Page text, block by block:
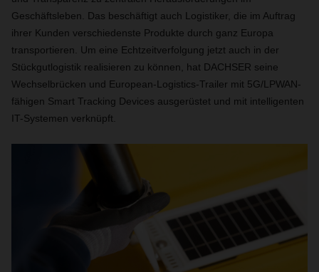
Geschäftsleben. Das beschäftigt auch Logistiker, die im Auftrag
ihrer Kunden verschiedenste Produkte durch ganz Europa
transportieren. Um eine Echtzeitverfolgung jetzt auch in der
Stückgutlogistik realisieren zu können, hat DACHSER seine
Wechselbrücken und European-Logistics-Trailer mit 5G/LPWAN-
fähigen Smart Tracking Devices ausgerüstet und mit intelligenten
IT-Systemen verknüpft.